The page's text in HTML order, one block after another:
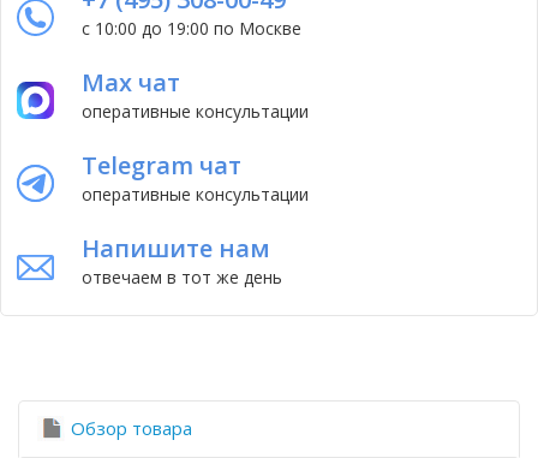
с 10:00 до 19:00 по Москве
Max чат
оперативные консультации
Telegram чат
оперативные консультации
Напишите нам
отвечаем в тот же день
Обзор товара